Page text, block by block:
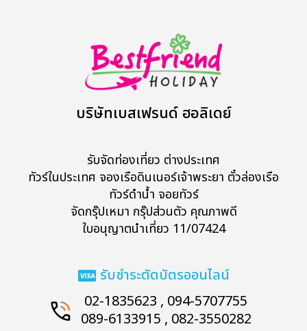
บริษัทเบสเฟรนด์ ฮอลิเดย์
รับจัดท่องเที่ยว ต่างประเทศ
ทัวร์ในประเทศ จองเรือดินเนอร์เจ้าพระยา ตั๋วล่องเรือ
ทัวร์ดำน้ำ จอยทัวร์
จัดกรุ๊ปเหมา กรุ๊ปส่วนตัว คุณภาพดี
ใบอนุญาตนำเที่ยว 11/07424
รับชำระตัดบัตรออนไลน์
02-1835623 , 094-5707755
089-6133915 , 082-3550282